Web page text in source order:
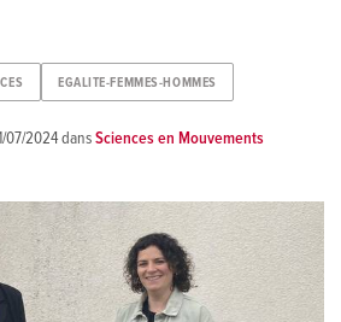
EGALITE-FEMMES-HOMMES
07/2024dansSciences en Mouvements